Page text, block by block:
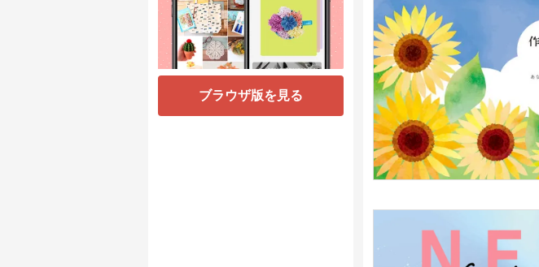
ブラウザ版を見る